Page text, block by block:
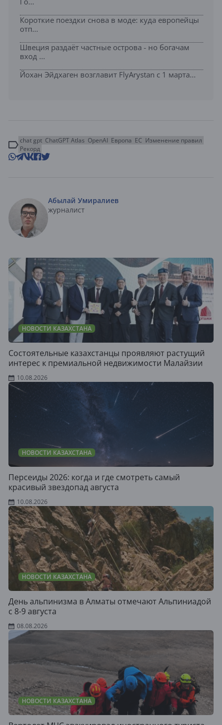
Короткие поездки снова в моде: куда европейцы
отп...
Швеция раздаёт частные острова - но богачам
вход ...
Йохан Эйдхаген возглавит FlyArystan с 1 марта...
chat gpt ChatGPT Atlas OpenAI Европа ЕС Изменение правил
Рекорд
Абылай Умиралиев
журналист
НОВОСТИ КАЗАХСТАНА
Состоятельные казахстанцы проявляют растущий
интерес к премиальной недвижимости Малайзии
10.08.2026
НОВОСТИ КАЗАХСТАНА
Персеиды 2026: когда и где смотреть самый
красивый звездопад августа
10.08.2026
НОВОСТИ КАЗАХСТАНА
День альпинизма в Алматы отмечают Альпиниадой
с 8-9 августа
08.08.2026
НОВОСТИ КАЗАХСТАНА